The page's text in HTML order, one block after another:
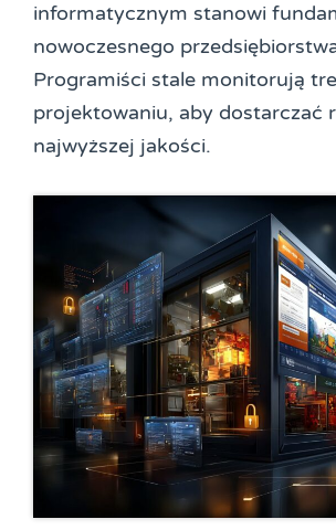
informatycznym stanowi
nowoczesnego
Programiści stale monitorują
projektowaniu, aby dostarczać
najwyższej jakości.